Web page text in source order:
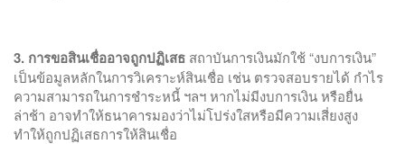
3. การขอสินเชื่ออาจถูกปฏิเสธ สถาบันการเงินมักใช้ “งบการเงิน”
เป็นข้อมูลหลักในการวิเคราะห์สินเชื่อ เช่น ตรวจสอบรายได้ กำไร
ความสามารถในการชำระหนี้ ฯลฯ หากไม่มีงบการเงิน หรือยื่น
ล่าช้า อาจทำให้ธนาคารมองว่าไม่โปร่งใสหรือมีความเสี่ยงสูง
ทำให้ถูกปฏิเสธการให้สินเชื่อ